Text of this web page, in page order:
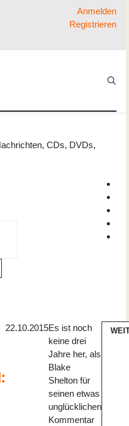
Anmelden
Registrieren
CDs, DVDs,
22.10.2015Es ist noch
keine drei
Jahre her, als
Blake
Shelton für
seinen etwas
unglücklichen
Kommentar